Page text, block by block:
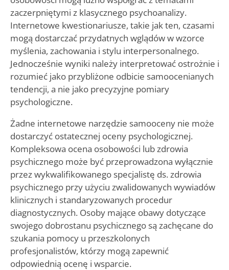
zaczerpniętymi z klasycznego psychoanalizy.
Internetowe kwestionariusze, takie jak ten, czasami
mogą dostarczać przydatnych wglądów w wzorce
myślenia, zachowania i stylu interpersonalnego.
Jednocześnie wyniki należy interpretować ostrożnie i
rozumieć jako przybliżone odbicie samoocenianych
tendencji, a nie jako precyzyjne pomiary
psychologiczne.
Żadne internetowe narzędzie samooceny nie może
dostarczyć ostatecznej oceny psychologicznej.
Kompleksowa ocena osobowości lub zdrowia
psychicznego może być przeprowadzona wyłącznie
przez wykwalifikowanego specjalistę ds. zdrowia
psychicznego przy użyciu zwalidowanych wywiadów
klinicznych i standaryzowanych procedur
diagnostycznych. Osoby mające obawy dotyczące
swojego dobrostanu psychicznego są zachęcane do
szukania pomocy u przeszkolonych
profesjonalistów, którzy mogą zapewnić
odpowiednią ocenę i wsparcie.